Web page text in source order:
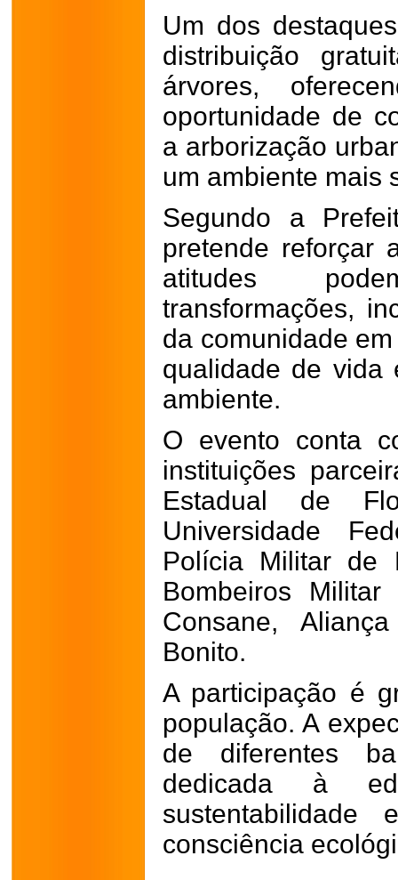
Um dos
distribuição
árvores,
oportunidade de
a arborização
um ambiente mais
Segundo a
pretende reforçar
atitudes
transformações,
da comunidade
qualidade de vida
ambiente.
O evento conta
instituições
Estadual de
Universidade
Polícia Militar de
Bombeiros
Consane,
Bonito.
A participação é
população. A
de diferentes
dedicada à
consciência